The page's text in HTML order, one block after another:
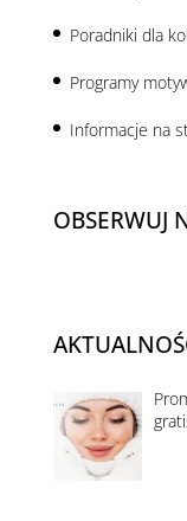
Poradniki dla
Programy
Informacje na
OBSERWUJ